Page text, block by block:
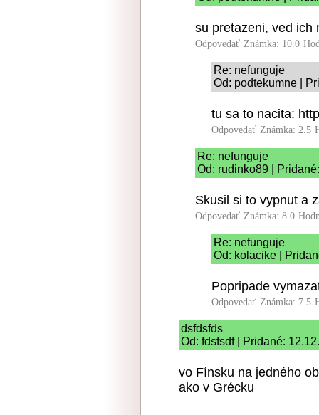
su pretazeni, ved ich
Odpovedať Známka: 10.0
Re: nefunguje
Od: podtekumne |
tu sa to nacita:
Odpovedať Známka: 2.5
Re: nefunguje
Od: rudinko89 |
Skusil si to vypnut a
Odpovedať Známka: 8.0
Re: nefunguje
Od: kolacike |
Popripade
Odpovedať Známka: 7.5
dsfdsfds
Od: fdsfsdf | Pridané:
vo Fínsku na jedného
ako v Grécku